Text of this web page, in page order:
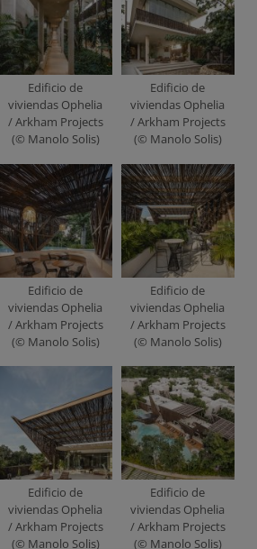
Edificio de
viviendas Ophelia
/ Arkham Projects
(© Manolo Solis)
Edificio de
viviendas Ophelia
/ Arkham Projects
(© Manolo Solis)
Edificio de
viviendas Ophelia
/ Arkham Projects
(© Manolo Solis)
Edificio de
viviendas Ophelia
/ Arkham Projects
(© Manolo Solis)
Edificio de
viviendas Ophelia
/ Arkham Projects
(© Manolo Solis)
Edificio de
viviendas Ophelia
/ Arkham Projects
(© Manolo Solis)